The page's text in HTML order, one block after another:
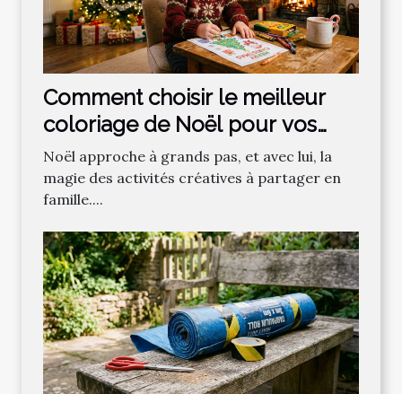
Comment choisir le meilleur
coloriage de Noël pour vos
enfants ?
Noël approche à grands pas, et avec lui, la
magie des activités créatives à partager en
famille....